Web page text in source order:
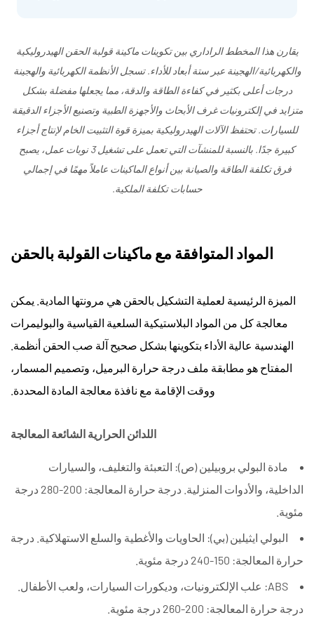
يقارن هذا المخطط الراداري بين تكوينات ماكينة قولبة الحقن الهيدروليكية
والكهربائية/الهجينة عبر ستة أبعاد للأداء. تسجل الأنظمة الكهربائية والهجينة
درجات أعلى بكثير في كفاءة الطاقة والدقة، مما يجعلها مفضلة بشكل
متزايد في إلكترونيات غرف الأبحاث والأجهزة الطبية وتصنيع الأجزاء الدقيقة
للسيارات. تحتفظ الآلات الهيدروليكية بميزة قوة التثبيت الخام لإنتاج أجزاء
كبيرة جدًا. بالنسبة للمنشآت التي تعمل على تشغيل 3 نوبات عمل، يصبح
فرق تكلفة الطاقة والصيانة بين أنواع الماكينات عاملاً مهمًا في إجمالي
حسابات تكلفة الملكية.
المواد المتوافقة مع ماكينات القولبة بالحقن
الميزة الرئيسية لعملية التشكيل بالحقن هي مرونتها المادية. يمكن
معالجة كل من المواد البلاستيكية السلعية القياسية والبوليمرات
الهندسية عالية الأداء بتكوينها بشكل صحيح آلة صب الحقن أنظمة.
المفتاح هو مطابقة ملف درجة حرارة البرميل، وتصميم المسمار،
ووقت الإقامة مع نافذة معالجة المادة المحددة.
اللدائن الحرارية الشائعة المعالجة
مادة البولي بروبيلين (ص): التعبئة والتغليف، والسيارات
الداخلية، والأدوات المنزلية. درجة حرارة المعالجة: 200-280 درجة
مئوية.
البولي ايثيلين (بي): الحاويات والأغطية والسلع الاستهلاكية. درجة
حرارة المعالجة: 150-240 درجة مئوية.
ABS: علب الإلكترونيات، وديكورات السيارات، ولعب الأطفال.
درجة حرارة المعالجة: 200-260 درجة مئوية.